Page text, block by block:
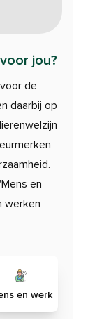
jou?
de
daarbij op
en
werken
en werk